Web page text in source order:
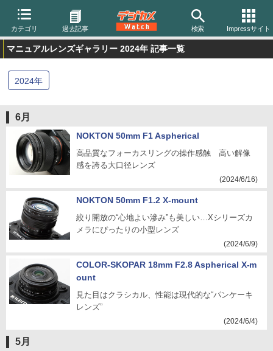
カテゴリ 過去記事 検索 Impressサイト
マニュアルレンズギャラリー 2024年 記事一覧
2024年
6月
NOKTON 50mm F1 Aspherical
高品質なフォーカスリングの操作感触 高い解像
感を誇る大口径レンズ
(2024/6/16)
NOKTON 50mm F1.2 X-mount
絞り開放の“心地よい滲み”も美しい…Xシリーズカ
メラにぴったりの小型レンズ
(2024/6/9)
COLOR-SKOPAR 18mm F2.8 Aspherical X-m
ount
見た目はクラシカル、性能は現代的な“パンケーキ
レンズ”
(2024/6/4)
5月